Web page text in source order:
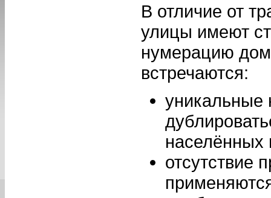
В отличие от
улицы имеют
нумерацию
встречаются:
уникальные
населённых
отсутствие